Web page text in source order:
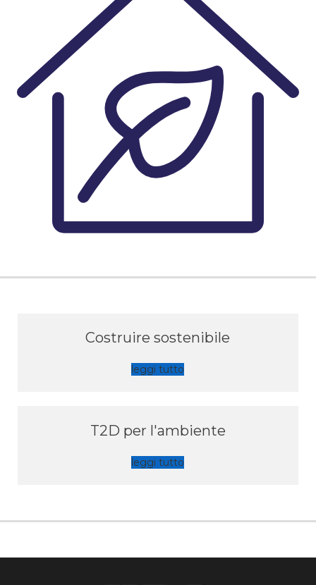
Costruire sostenibile
leggi tutto
T2D per l'ambiente
leggi tutto